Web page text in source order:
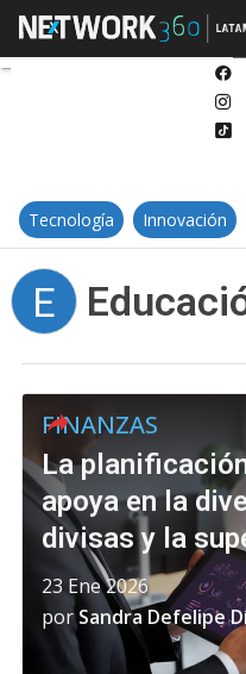
Tecnología Innovación
E
FINANZAS
La
apoya en la
divisas y la
23 Ene 2026
porSandra Defelipe